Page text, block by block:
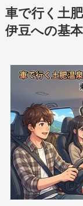
車で行く土
伊豆への基